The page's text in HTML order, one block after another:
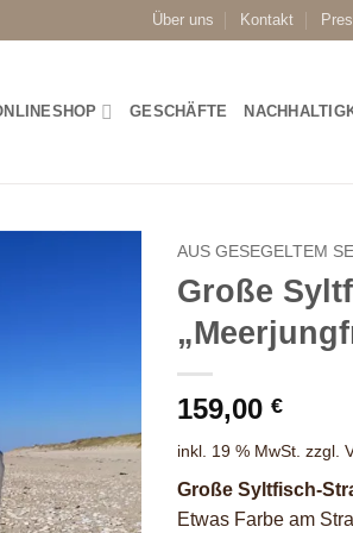
Über uns Kontakt
GESCHÄFTE
AUS GESEGELTEM
Große
159,00 €
inkl. 19 % MwSt. zzgl.
Große Syltfisch-
Etwas Farbe am